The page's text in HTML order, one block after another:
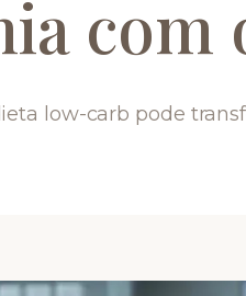
com
low-carb pode